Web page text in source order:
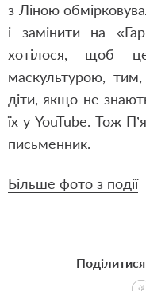
з Ліною
і замінити на
хотілося, щоб
маскультурою,
діти, якщо не
їх у YouTube. Тож
письменник.
Більше фото з події